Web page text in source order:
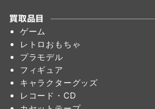
買取品目
ゲーム
レトロおもちゃ
プラモデル
フィギュア
キャラクターグッズ
レコード・CD